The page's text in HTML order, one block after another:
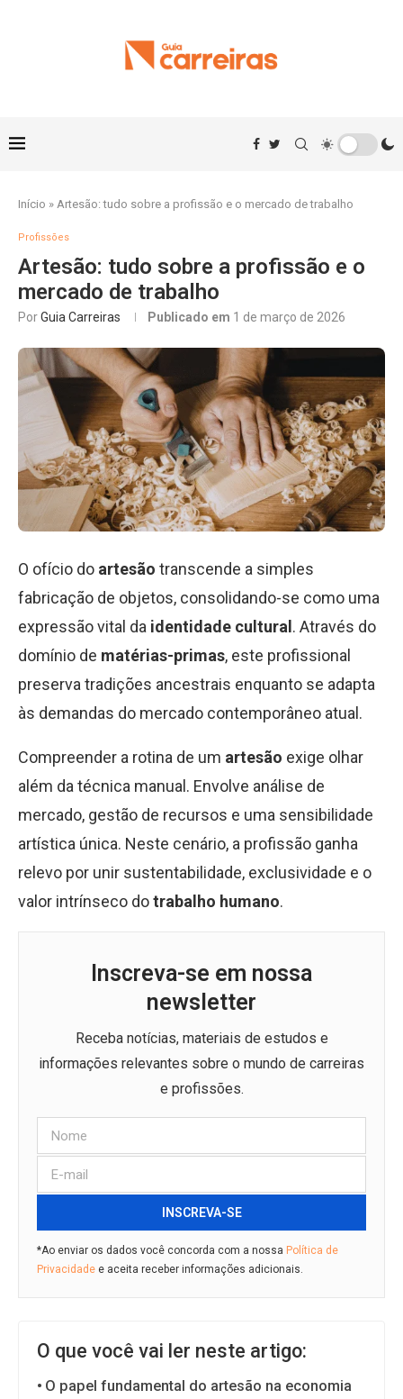
Início » Artesão: tudo sobre a profissão e o mercado de trabalho
Profissões
Artesão: tudo sobre a profissão e o
mercado de trabalho
PorGuia Carreiras Publicado em 1 de março de 2026
O ofício do artesão transcende a simples
fabricação de objetos, consolidando-se como uma
expressão vital da identidade cultural . Através do
domínio de matérias-primas, este profissional
preserva tradições ancestrais enquanto se adapta
às demandas do mercado contemporâneo atual.
Compreender a rotina de um artesão exige olhar
além da técnica manual. Envolve análise de
mercado, gestão de recursos e uma sensibilidade
artística única. Neste cenário, a profissão ganha
relevo por unir sustentabilidade, exclusividade e o
valor intrínseco dotrabalho humano.
Inscreva-se em nossa
newsletter
Receba notícias, materiais de estudos e
informações relevantes sobre o mundo de carreiras
e profissões.
INSCREVA-SE
*Ao enviar os dados você concorda com a nossa Política de
Privacidade e aceita receber informações adicionais.
O que você vai ler neste artigo:
O papel fundamental do artesão na economia